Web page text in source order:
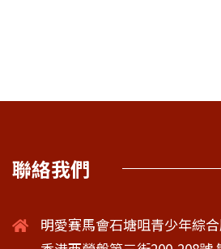
聯絡我們
明愛賽馬會石塘咀青少年綜